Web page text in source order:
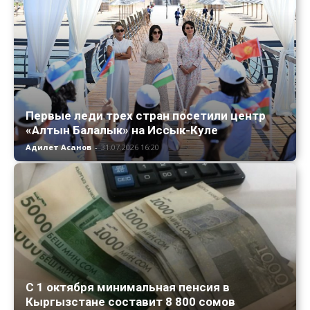
Первые леди трех стран посетили центр
«Алтын Балалык» на Иссык-Куле
Адилет Асанов - 31.07.2026 16:20
С 1 октября минимальная пенсия в
Кыргызстане составит 8 800 сомов